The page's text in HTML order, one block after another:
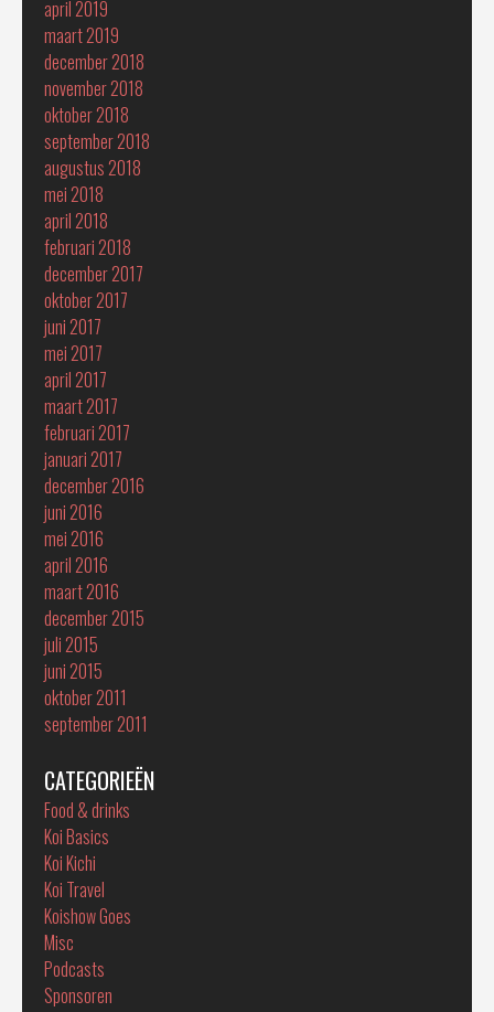
april 2019
maart 2019
december 2018
november 2018
oktober 2018
september 2018
augustus 2018
mei 2018
april 2018
februari 2018
december 2017
oktober 2017
juni 2017
mei 2017
april 2017
maart 2017
februari 2017
januari 2017
december 2016
juni 2016
mei 2016
april 2016
maart 2016
december 2015
juli 2015
juni 2015
oktober 2011
september 2011
CATEGORIEËN
Food & drinks
Koi Basics
Koi Kichi
Koi Travel
Koishow Goes
Misc
Podcasts
Sponsoren